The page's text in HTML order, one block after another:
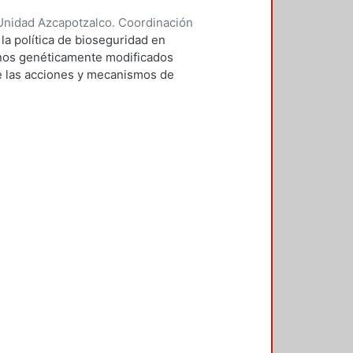
Azcapotzalco. Coordinación
JORGE
política de bioseguridad en
genéticamente modificados
acciones y mecanismos de